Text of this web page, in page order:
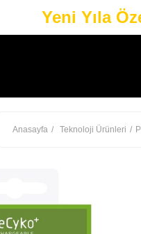
Yeni Yıla
Anasayfa Teknoloji Ürünleri